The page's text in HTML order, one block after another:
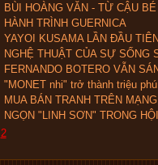
BÙI HOÀNG VĂN - TỪ CẬU
HÀNH TRÌNH GUERNICA
YAYOI KUSAMA LẦN ĐẦU
NGHỆ THUẬT CỦA SỰ SỐNG
FERNANDO BOTERO VẪN
"MONET nhi" trở thành triệu phú
MUA BÁN TRANH TRÊN MẠNG
NGỌN "LINH SƠN" TRONG
2